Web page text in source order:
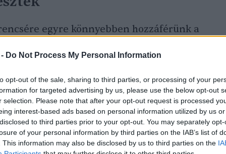
Do Not Process My Personal Information
opt-out of the sale, sharing to third parties, or processing of your
for targeted advertising by us, please use the below opt-out
selection. Please note that after your opt-out request is processed
interest-based ads based on personal information utilized by us
to third parties prior to your opt-out. You may separately
of your personal information by third parties on the IAB’s list of
This information may also be disclosed by us to third parties on the
egyre könnyebben hozzáférünk a
rutinunk része lett a gyorstesztelés. De
százmillió vagy milliárd gyógyszeres
miatt?
használunk?